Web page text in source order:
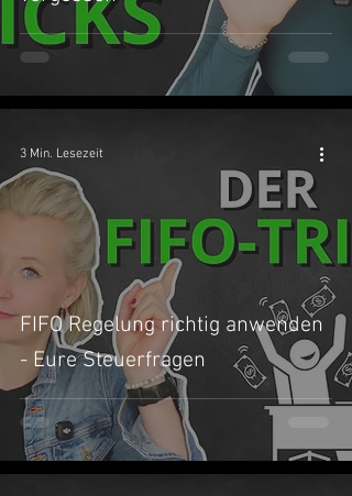
FIFO Regelung richtig anwenden
- Eure Steuerfragen
3 Min. Lesezeit